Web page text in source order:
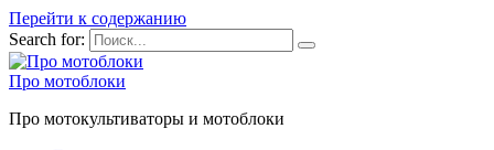
Перейти к содержанию
Search for:
Про мотоблоки
Про мотокультиваторы и мотоблоки